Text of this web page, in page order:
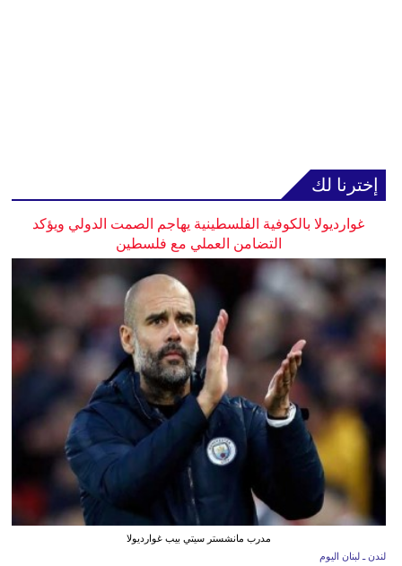
إخترنا لك
غوارديولا بالكوفية الفلسطينية يهاجم الصمت الدولي ويؤكد
التضامن العملي مع فلسطين
مدرب مانشستر سيتي بيب غوارديولا
لندن ـ لبنان اليوم